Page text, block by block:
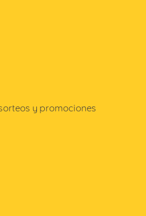
y promociones